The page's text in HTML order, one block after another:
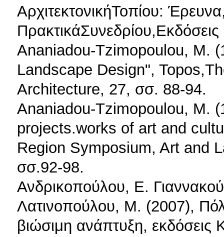
ΑρχιτεκτονικήΤοπίου:
Ananiadou-Tzimopoulou, M.
Landscape Design",
Architecture, 27, σσ. 88-94.
Ananiadou-Tzimopoulou, M.
projects.works of art and
Region Symposium, Art and
σσ.92-98.
Ανδρικοπούλου, Ε.
Λατινοπούλου, Μ. (2007),
βιώσιμη ανάπτυξη, εκδόσεις